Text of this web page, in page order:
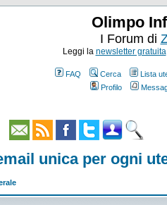
Olimpo
I Forum di
Leggi la newsletter gratuita
FAQ Cerca Lista
Profilo
unica per ogni